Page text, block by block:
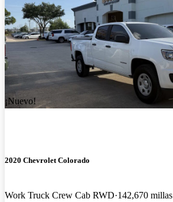
¡Nuevo!
2020 Chevrolet Colorado
Work Truck Crew Cab RWD 142,670 millas